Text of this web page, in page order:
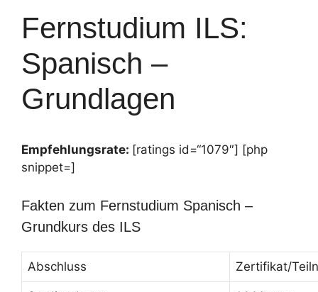
Fernstudium ILS:
Spanisch –
Grundlagen
Empfehlungsrate: [ratings id=“1079″] [php
snippet=]
Fakten zum Fernstudium Spanisch –
Grundkurs des ILS
Abschluss Zertifikat/